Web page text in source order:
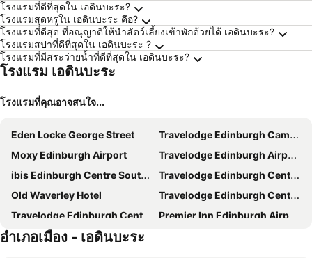
โรงแรมที่ดีที่สุดใน เอดินบะระ?
โรงแรมสุดหรูใน เอดินบะระ คือ?
โรงแรมที่ดีสุด ที่อณุญาติให้นำสัตว์เลี้ยงเข้าพักด้วยได้ เอดินบะระ?
โรงแรมสปาที่ดีที่สุดใน เอดินบะระ ?
โรงแรมที่มีสระว่ายน้ำที่ดีที่สุดใน เอดินบะระ?
โรงแรม เอดินบะระ
โรงแรมที่คุณอาจสนใจ...
Eden Locke George Street
Travelodge Edinburgh Cameron Toll
Moxy Edinburgh Airport
Travelodge Edinburgh Airport Ratho Station
ibis Edinburgh Centre South Bridge - Royal Mile
Travelodge Edinburgh Central
Old Waverley Hotel
Travelodge Edinburgh Central Waterloo Place
Travelodge Edinburgh Central Queen Street
Premier Inn Edinburgh Airport - M9 Jct1
Holiday Inn Edinburgh By Ihg
อำเภอเมือง - เอดินบะระ